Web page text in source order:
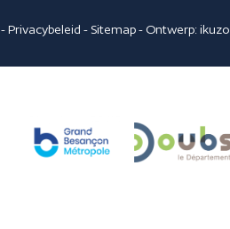
-Privacybeleid - Sitemap- Ontwerp:ikuzo